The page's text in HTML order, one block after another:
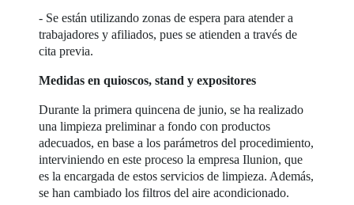
- Se están utilizando zonas de espera para atender a
trabajadores y afiliados, pues se atienden a través de
cita previa.
Medidas en quioscos, stand y expositores
Durante la primera quincena de junio, se ha realizado
una limpieza preliminar a fondo con productos
adecuados, en base a los parámetros del procedimiento,
interviniendo en este proceso la empresa Ilunion, que
es la encargada de estos servicios de limpieza. Además,
se han cambiado los filtros del aire acondicionado.